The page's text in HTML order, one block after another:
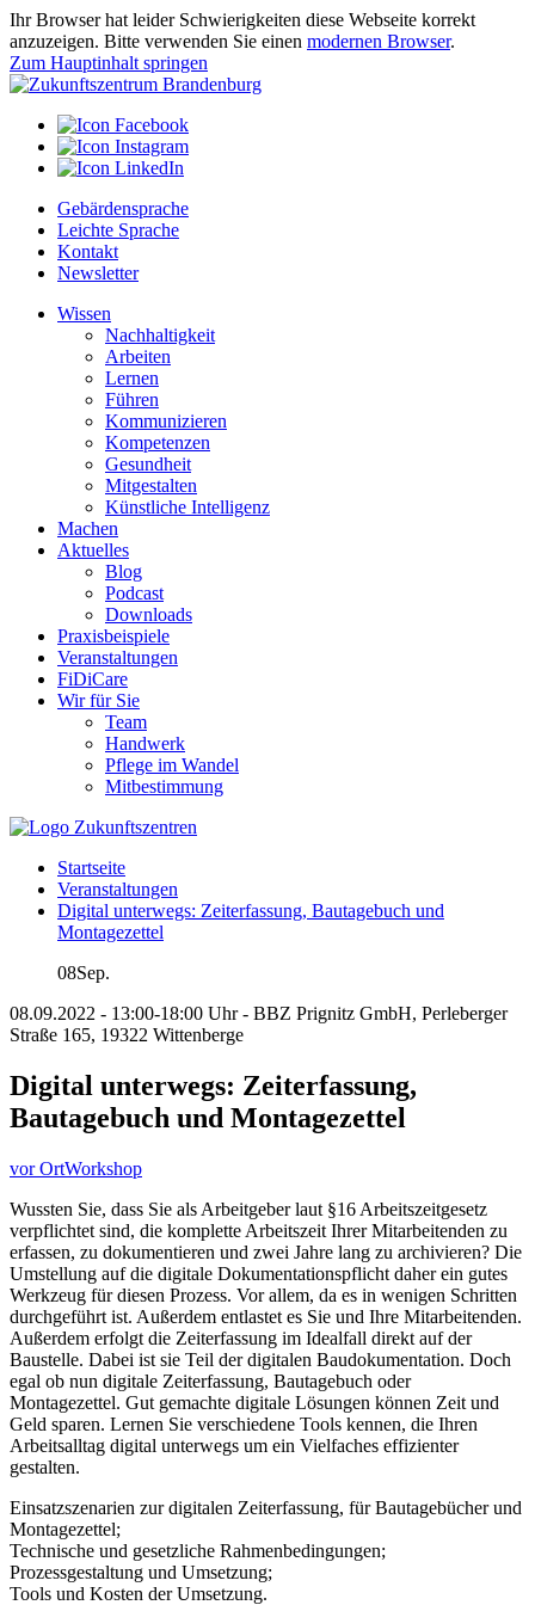
Ihr Browser hat leider Schwierigkeiten diese Webseite korrekt
anzuzeigen. Bitte verwenden Sie einen modernen Browser.
Zum Hauptinhalt springen
Gebärdensprache
Leichte Sprache
Kontakt
Newsletter
Wissen
Nachhaltigkeit
Arbeiten
Lernen
Führen
Kommunizieren
Kompetenzen
Gesundheit
Mitgestalten
Künstliche Intelligenz
Machen
Aktuelles
Blog
Podcast
Downloads
Praxisbeispiele
Veranstaltungen
FiDiCare
Wir für Sie
Team
Handwerk
Pflege im Wandel
Mitbestimmung
Startseite
Veranstaltungen
Digital unterwegs: Zeiterfassung, Bautagebuch und
Montagezettel
08Sep.
08.09.2022 - 13:00-18:00 Uhr - BBZ Prignitz GmbH, Perleberger
Straße 165, 19322 Wittenberge
Digital unterwegs: Zeiterfassung,
Bautagebuch und Montagezettel
vor OrtWorkshop
Wussten Sie, dass Sie als Arbeitgeber laut §16 Arbeitszeitgesetz
verpflichtet sind, die komplette Arbeitszeit Ihrer Mitarbeitenden zu
erfassen, zu dokumentieren und zwei Jahre lang zu archivieren? Die
Umstellung auf die digitale Dokumentationspflicht daher ein gutes
Werkzeug für diesen Prozess. Vor allem, da es in wenigen Schritten
durchgeführt ist. Außerdem entlastet es Sie und Ihre Mitarbeitenden.
Außerdem erfolgt die Zeiterfassung im Idealfall direkt auf der
Baustelle. Dabei ist sie Teil der digitalen Baudokumentation. Doch
egal ob nun digitale Zeiterfassung, Bautagebuch oder
Montagezettel. Gut gemachte digitale Lösungen können Zeit und
Geld sparen. Lernen Sie verschiedene Tools kennen, die Ihren
Arbeitsalltag digital unterwegs um ein Vielfaches effizienter
gestalten.
Einsatzszenarien zur digitalen Zeiterfassung, für Bautagebücher und
Montagezettel;
Technische und gesetzliche Rahmenbedingungen;
Prozessgestaltung und Umsetzung;
Tools und Kosten der Umsetzung.